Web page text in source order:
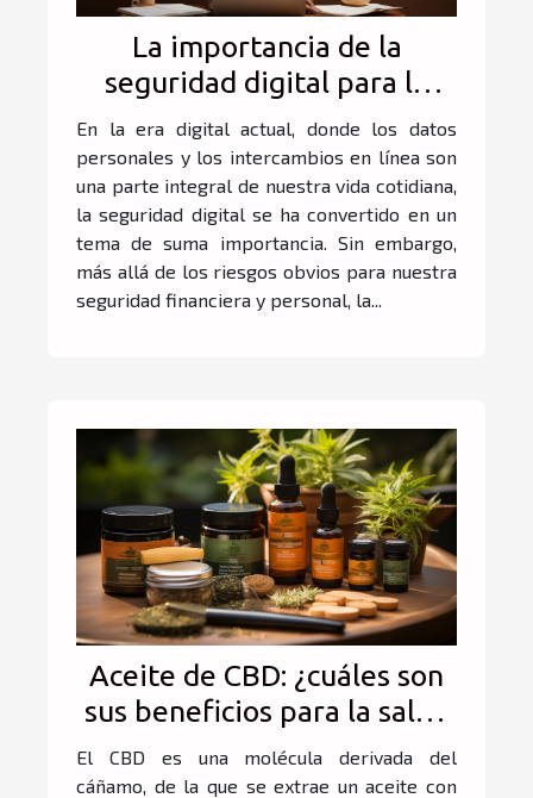
La importancia de la
seguridad digital para la
salud mental: evitar el
estrés de las estafas en
línea
En la era digital actual, donde los datos
personales y los intercambios en línea son
una parte integral de nuestra vida cotidiana,
la seguridad digital se ha convertido en un
tema de suma importancia. Sin embargo,
más allá de los riesgos obvios para nuestra
seguridad financiera y personal, la...
Aceite de CBD: ¿cuáles son
sus beneficios para la salud
humana?
El CBD es una molécula derivada del
cáñamo, de la que se extrae un aceite con